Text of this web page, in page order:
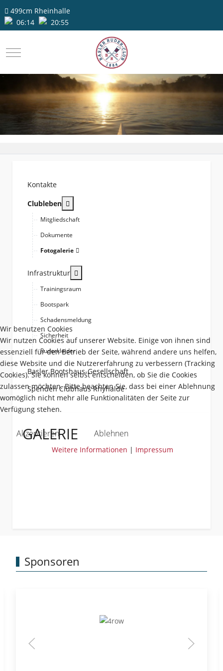
499cm Rheinhalle
06:14
20:55
Mobile Menu Toggle
Kontakte
Clubleben
Mitgliedschaft
Dokumente
Fotogalerie
Infrastruktur
Trainingsraum
Bootspark
Schadensmeldung
Sicherheit
Ruderkleider
Basler Bootshaus-Gesellschaft
Spenden Clubhaus Rhyhalde
GALERIE
Sponsoren
Wir benutzen Cookies
Wir nutzen Cookies auf unserer Website. Einige von ihnen sind
essenziell für den Betrieb der Seite, während andere uns helfen,
diese Website und die Nutzererfahrung zu verbessern (Tracking
Cookies). Sie können selbst entscheiden, ob Sie die Cookies
zulassen möchten. Bitte beachten Sie, dass bei einer Ablehnung
womöglich nicht mehr alle Funktionalitäten der Seite zur
Verfügung stehen.
Akzeptieren Ablehnen
Weitere Informationen | Impressum